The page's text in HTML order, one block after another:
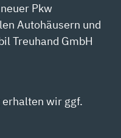
Pkw
Autohäusern und
Treuhand GmbH
wir ggf.